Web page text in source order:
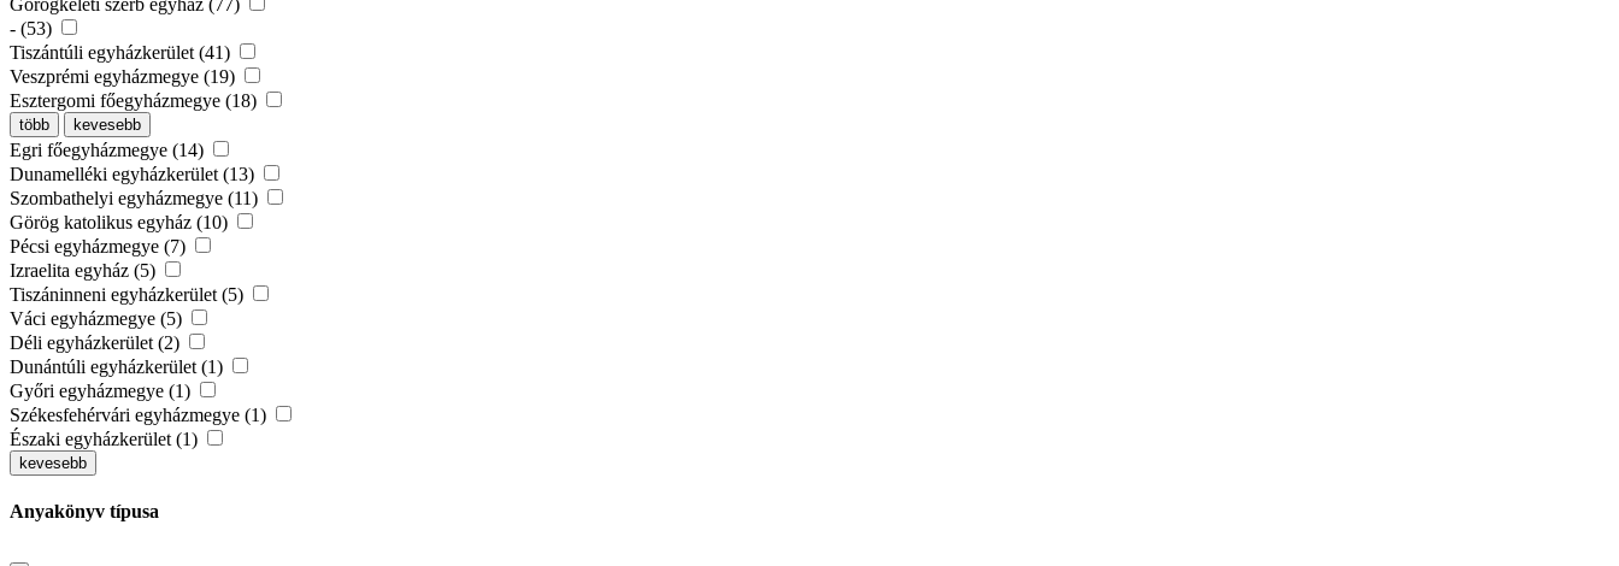
Görögkeleti szerb egyház (77)
- (53)
Tiszántúli egyházkerület (41)
Veszprémi egyházmegye (19)
Esztergomi főegyházmegye (18)
több kevesebb
Egri főegyházmegye (14)
Dunamelléki egyházkerület (13)
Szombathelyi egyházmegye (11)
Görög katolikus egyház (10)
Pécsi egyházmegye (7)
Izraelita egyház (5)
Tiszáninneni egyházkerület (5)
Váci egyházmegye (5)
Déli egyházkerület (2)
Dunántúli egyházkerület (1)
Győri egyházmegye (1)
Székesfehérvári egyházmegye (1)
Északi egyházkerület (1)
kevesebb
Anyakönyv típusa